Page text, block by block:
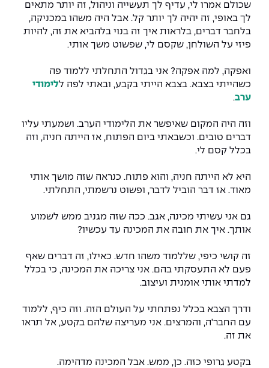
שכולם אמרו לי, עדיף לך תעשייה וניהול, זה יותר מתאים
לך באופי, זה יהיה לך יותר קל. אבל היה משהו במכניקה,
בלחבר דברים, בלראות איך זה בנוי בלהביא את זה, להיות
פיזי על השולחן, שקסם לי, שפשוט משך אותי.
ואפקה, למה אפקה? אני בגדול התחלתי ללמוד פה
כשהייתי בצבא. בצבא הייתי בקבע, ובאתי לפה ללימודי
ערב.
וזה היה המקום שאיפשר את הלימודי הערב. ושמעתי עליו
דברים טובים. וכשבאתי ביום הפתוח, אז הייתה חניה, וזה
בכלל קסם לי.
היא לא הייתה חניה, והוא פתוח. כנראה שזה מושך אותי
מאוד. אז דבר הוביל לדבר, ופשוט נרשמתי, התחלתי.
גם אני עשיתי מכינה, אגב. ככה שזה מגניב ממש לשמוע
אותך. איך את חובה את המכינה עד עכשיו?
זה קושי כיפי, שללמוד משהו חדש. כאילו, זה דברים שאף
פעם לא התעסקתי בהם. אני צריכה את המכינה, כי בכלל
למדתי אותי אומנית ועיצוב.
ודרך הצבא בכלל נפתחתי על העולם הזה. וזה כיף, ללמוד
עם החבר'ה, והמרצים. אני מעריצה שלהם בקטע, אל תראו
את זה.
בקטע גרופי כזה. כן, ממש. אבל המכינה מדהימה.